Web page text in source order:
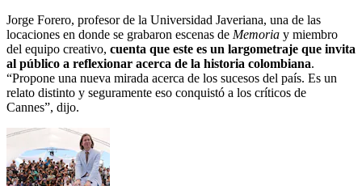
Jorge Forero, profesor de la Universidad Javeriana, una de las
locaciones en donde se grabaron escenas de Memoria y miembro
del equipo creativo, cuenta que este es un largometraje que invita
al público a reflexionar acerca de la historia colombiana.
“Propone una nueva mirada acerca de los sucesos del país. Es un
relato distinto y seguramente eso conquistó a los críticos de
Cannes”, dijo.